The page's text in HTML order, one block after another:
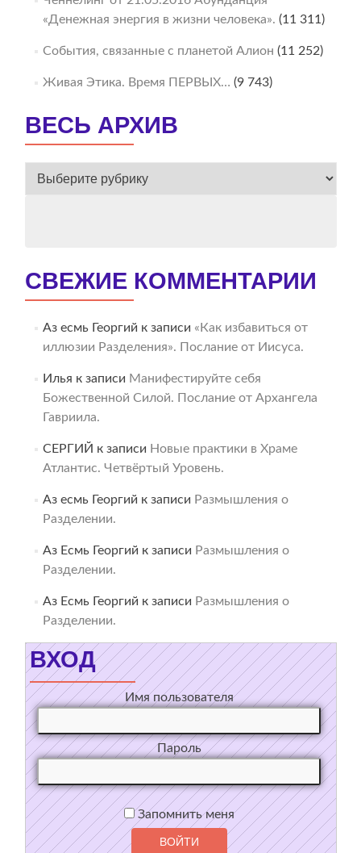
«Денежная энергия в жизни человека». (11 311)
События, связанные с планетой Алион (11 252)
Живая Этика. Время ПЕРВЫХ… (9 743)
ВЕСЬ АРХИВ
ВЕСЬ
СВЕЖИЕ КОММЕНТАРИИ
Аз есмь Георгий к записи «Как избавиться от
иллюзии Разделения». Послание от Иисуса.
Илья к записи Манифестируйте себя
Божественной Силой. Послание от Архангела
Гавриила.
СЕРГИЙ к записи Новые практики в Храме
Атлантис. Четвёртый Уровень.
Аз есмь Георгий к записи Размышления о
Разделении.
Аз Есмь Георгий к записи Размышления о
Разделении.
Аз Есмь Георгий к записи Размышления о
Разделении.
ВХОД
Имя пользователя
Пароль
Запомнить меня